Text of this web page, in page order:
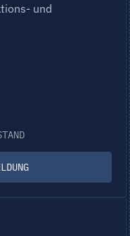
und